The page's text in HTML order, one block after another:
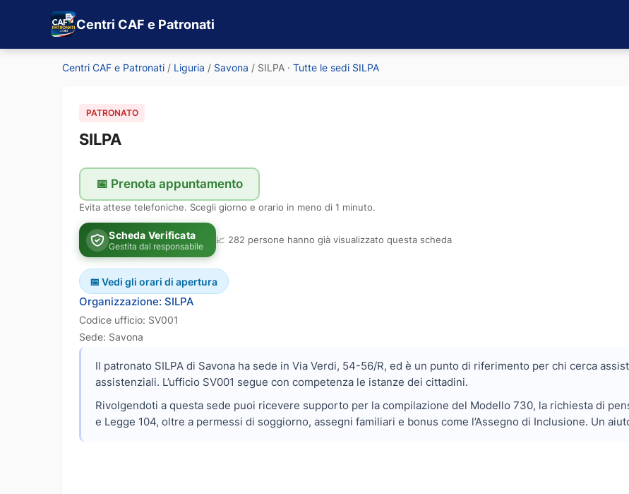
Centri CAF e Patronati
Centri CAF e Patronati / Liguria / Savona / SILPA · Tutte le sedi SILPA
PATRONATO
SILPA
📅 Prenota appuntamento
Evita attese telefoniche. Scegli giorno e orario in meno di 1 minuto.
Scheda Verificata
Gestita dal responsabile
📈 282 persone hanno già visualizzato questa scheda
📅 Vedi gli orari di apertura
Organizzazione: SILPA
Codice ufficio: SV001
Sede: Savona
Il patronato SILPA di Savona ha sede in Via Verdi, 54-56/R, ed è un punto di riferimento per chi cerca
assistenziali. L’ufficio SV001 segue con competenza le istanze dei cittadini.
Rivolgendoti a questa sede puoi ricevere supporto per la compilazione del Modello 730, la richiesta di
e Legge 104, oltre a permessi di soggiorno, assegni familiari e bonus come l’Assegno di Inclusione. Un